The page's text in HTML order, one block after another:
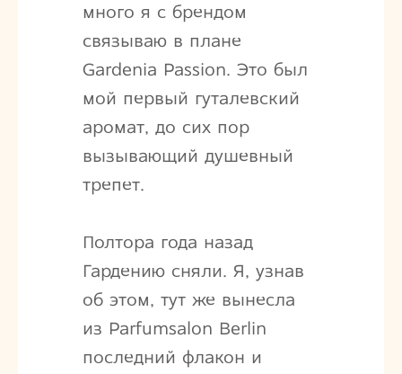
много я с брендом
связываю в плане
Gardenia Passion. Это был
мой первый гуталевский
аромат, до сих пор
вызывающий душевный
трепет.
Полтора года назад
Гардению сняли. Я, узнав
об этом, тут же вынесла
из Parfumsalon Berlin
последний флакон и